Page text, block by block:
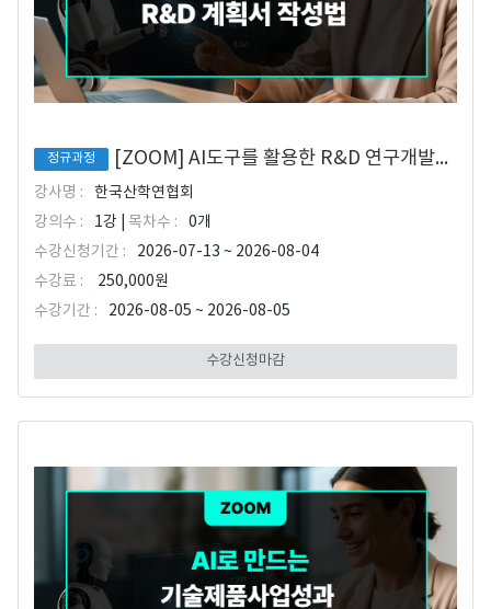
정규과정 [ZOOM] AI도구를 활용한 R&D 연구개발계획서 작성법
강사명 :
한국산학연협회
강의수 :
1강 | 목차수 :
0개
수강신청기간 :
2026-07-13 ~ 2026-08-04
수강료 :
250,000원
수강기간 :
2026-08-05 ~ 2026-08-05
수강신청마감